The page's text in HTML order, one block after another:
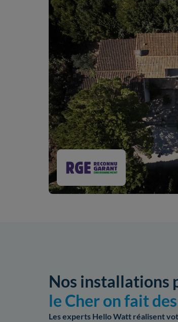
Nos installations
le Cher on fait
Les experts Hello Watt réalisent